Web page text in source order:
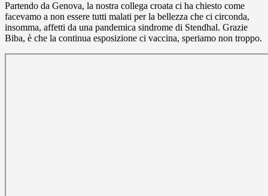
Partendo da Genova, la nostra collega croata ci ha chiesto come
facevamo a non essere tutti malati per la bellezza che ci circonda,
insomma, affetti da una pandemica sindrome di Stendhal. Grazie
Biba, è che la continua esposizione ci vaccina, speriamo non troppo.